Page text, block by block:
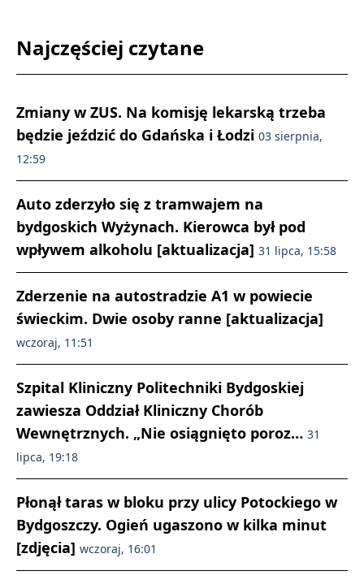
Najczęściej czytane
Zmiany w ZUS. Na komisję lekarską trzeba
będzie jeździć do Gdańska i Łodzi 03 sierpnia,
12:59
Auto zderzyło się z tramwajem na
bydgoskich Wyżynach. Kierowca był pod
wpływem alkoholu [aktualizacja] 31 lipca, 15:58
Zderzenie na autostradzie A1 w powiecie
świeckim. Dwie osoby ranne [aktualizacja]
wczoraj, 11:51
Szpital Kliniczny Politechniki Bydgoskiej
zawiesza Oddział Kliniczny Chorób
Wewnętrznych. „Nie osiągnięto poroz… 31
lipca, 19:18
Płonął taras w bloku przy ulicy Potockiego w
Bydgoszczy. Ogień ugaszono w kilka minut
[zdjęcia] wczoraj, 16:01